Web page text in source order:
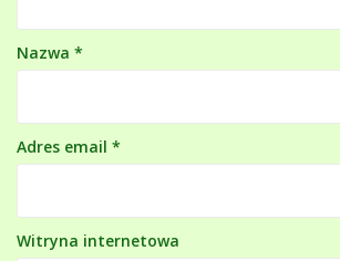
Nazwa *
Adres email *
Witryna internetowa